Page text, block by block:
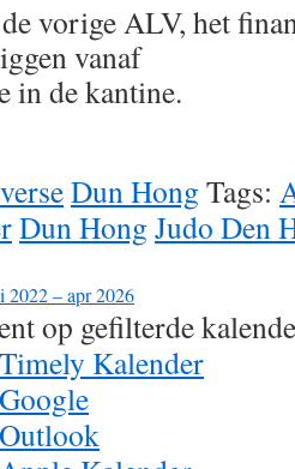
vorige ALV, het
vanaf
in de kantine.
Dun Hong Tags:
Dun Hong Judo Den
2022 – apr 2026
op gefilterde
Kalender